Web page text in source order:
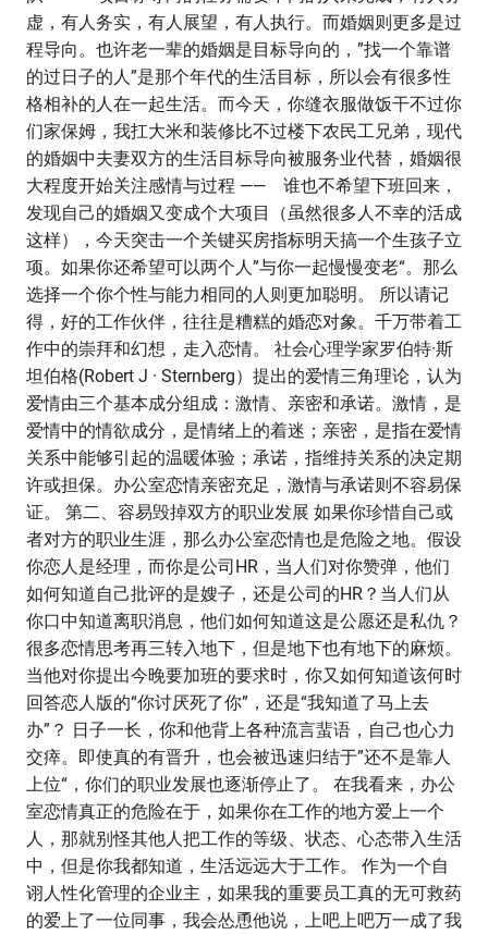
虚，有人务实，有人展望，有人执行。而婚姻则更多是过
程导向。也许老一辈的婚姻是目标导向的，”找一个靠谱
的过日子的人”是那个年代的生活目标，所以会有很多性
格相补的人在一起生活。而今天，你缝衣服做饭干不过你
们家保姆，我扛大米和装修比不过楼下农民工兄弟，现代
的婚姻中夫妻双方的生活目标导向被服务业代替，婚姻很
大程度开始关注感情与过程 —— 谁也不希望下班回来，
发现自己的婚姻又变成个大项目（虽然很多人不幸的活成
这样），今天突击一个关键买房指标明天搞一个生孩子立
项。如果你还希望可以两个人”与你一起慢慢变老“。那么
选择一个你个性与能力相同的人则更加聪明。 所以请记
得，好的工作伙伴，往往是糟糕的婚恋对象。千万带着工
作中的崇拜和幻想，走入恋情。 社会心理学家罗伯特·斯
坦伯格(Robert J · Sternberg）提出的爱情三角理论，认为
爱情由三个基本成分组成：激情、亲密和承诺。激情，是
爱情中的情欲成分，是情绪上的着迷；亲密，是指在爱情
关系中能够引起的温暖体验；承诺，指维持关系的决定期
许或担保。办公室恋情亲密充足，激情与承诺则不容易保
证。 第二、容易毁掉双方的职业发展 如果你珍惜自己或
者对方的职业生涯，那么办公室恋情也是危险之地。假设
你恋人是经理，而你是公司HR，当人们对你赞弹，他们
如何知道自己批评的是嫂子，还是公司的HR？当人们从
你口中知道离职消息，他们如何知道这是公愿还是私仇？
很多恋情思考再三转入地下，但是地下也有地下的麻烦。
当他对你提出今晚要加班的要求时，你又如何知道该何时
回答恋人版的“你讨厌死了你”，还是“我知道了马上去
办”？ 日子一长，你和他背上各种流言蜚语，自己也心力
交瘁。即使真的有晋升，也会被迅速归结于”还不是靠人
上位“，你们的职业发展也逐渐停止了。 在我看来，办公
室恋情真正的危险在于，如果你在工作的地方爱上一个
人，那就别怪其他人把工作的等级、状态、心态带入生活
中，但是你我都知道，生活远远大于工作。 作为一个自
诩人性化管理的企业主，如果我的重要员工真的无可救药
的爱上了一位同事，我会怂恿他说，上吧上吧万一成了我